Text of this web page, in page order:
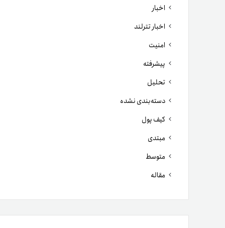
اخبار
اخبار تترلند
امنیت
پیشرفته
تحلیل
دسته‌بندی نشده
کیف پول
مبتدی
متوسط
مقاله